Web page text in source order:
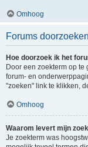
Omhoog
Forums doorzoeken
Hoe doorzoek ik het
Door een zoekterm op te
forum- en
"zoeken" link te klikken,
Omhoog
Waarom levert mijn
Je zoekterm was